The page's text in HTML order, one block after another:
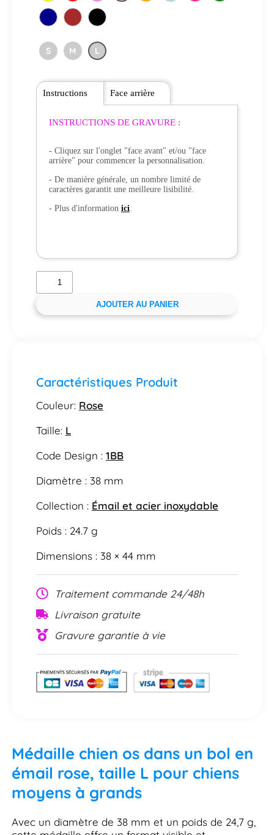
S M L
Instructions
INSTRUCTIONS DE GRAVURE :
- Cliquez sur l'onglet "face avant" et/ou "face
arrière" pour commencer la personnalisation.
- De manière générale, un nombre limité de
caractères garantit une meilleure lisibilité.
- Plus d'information ici.
Face arrière
AJOUTER AU PANIER
Caractéristiques Produit
Couleur: Rose
Taille: L
Code Design : 1BB
Diamètre : 38 mm
Collection : Émail et acier inoxydable
Poids : 24.7 g
Dimensions : 38 × 44 mm
Traitement commande 24/48h
Livraison gratuite
Gravure garantie à vie
Médaille chien os dans un bol en
émail rose, taille L pour chiens
moyens à grands
Avec un diamètre de 38 mm et un poids de 24,7 g,